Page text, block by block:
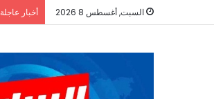
السبت, أغسطس 8 2026 أخبار عاجلة